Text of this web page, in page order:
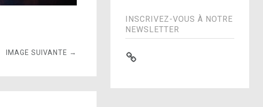
IMAGE SUIVANTE →
INSCRIVEZ-VOUS À NOTRE
NEWSLETTER